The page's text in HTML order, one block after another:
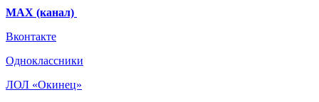
МАХ (канал)
Вконтакте
Одноклассники
ЛОЛ «Окинец»